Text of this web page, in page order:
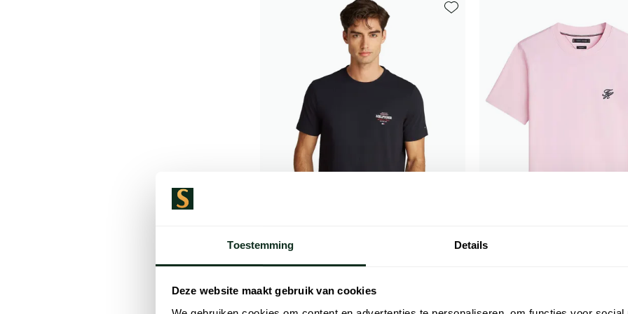
Toestemming Details
Deze website maakt gebruik van cookies
T-shirt donkerblauw opdruk ronde hals
Toevoegen aan favorieten